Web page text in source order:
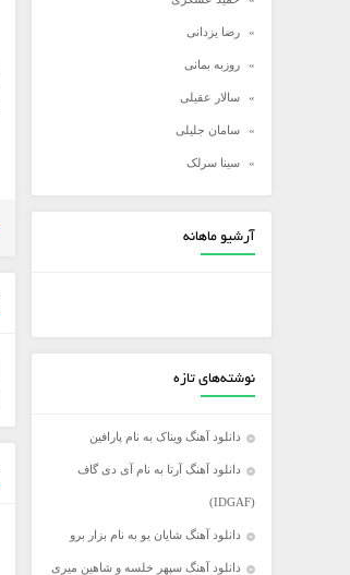
رضا یزدانی
روزبه بمانی
سالار عقیلی
سامان جلیلی
سینا سرلک
شادمهر عقیلی
آرشیو ماهانه
نوشته‌های تازه
دانلود آهنگ ویناک به نام پارافین
دانلود آهنگ آرتا به نام آی دی گاف
(IDGAF)
دانلود آهنگ شایان یو به نام بزار برو
دانلود آهنگ سپهر خلسه و شاهین میری